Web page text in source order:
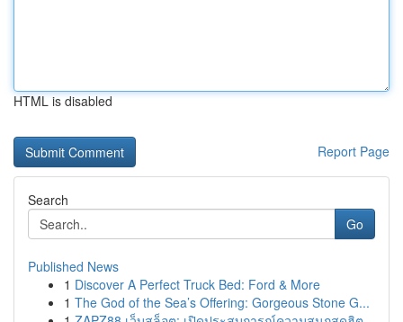
HTML is disabled
Report Page
Search
Go
Published News
1 Discover A Perfect Truck Bed: Ford & More
1 The God of the Sea’s Offering: Gorgeous Stone G...